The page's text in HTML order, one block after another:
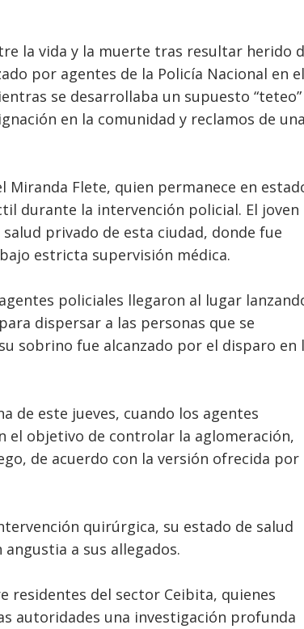
la vida y la muerte tras resultar herido
por agentes de la Policía Nacional en el
se desarrollaba un supuesto “teteo”
en la comunidad y reclamos de una
Flete, quien permanece en
durante la intervención policial. El joven
privado de esta ciudad, donde fue
estricta supervisión médica.
policiales llegaron al lugar
dispersar a las personas que se
sobrino fue alcanzado por el disparo en
de este jueves, cuando los agentes
el objetivo de controlar la aglomeración,
de acuerdo con la versión ofrecida por
quirúrgica, su estado de salud
a sus allegados.
residentes del sector Ceibita, quienes
autoridades una investigación profunda